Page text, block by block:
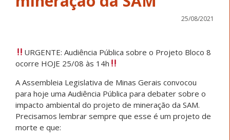
25/08/2021
URGENTE: Audiência Pública sobre o Projeto Bloco 8
ocorre HOJE 25/08 às 14h
A Assembleia Legislativa de Minas Gerais convocou
para hoje uma Audiência Pública para debater sobre o
impacto ambiental do projeto de mineração da SAM.
Precisamos lembrar sempre que esse é um projeto de
morte e que: